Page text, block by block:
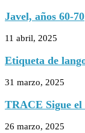
Javel, años 60-70
11 abril, 2025
Etiqueta de
31 marzo, 2025
TRACE Sigue
26 marzo, 2025